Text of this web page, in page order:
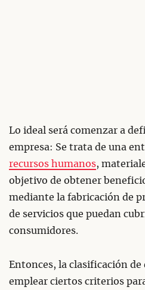
Lo ideal será comenzar a
empresa: Se trata de una
recursos humanos,
objetivo de obtener
mediante la fabricación de
de servicios que puedan
consumidores.
Entonces, la clasificación de
emplear ciertos criterios